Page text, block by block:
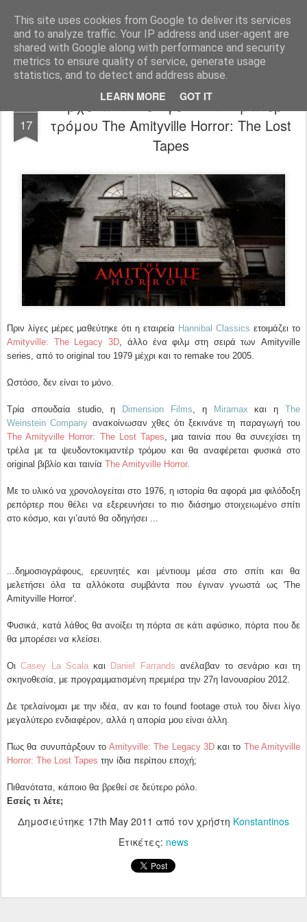
This site uses cookies from Google to deliver its services
and to analyze traffic. Your IP address and user-agent are
shared with Google along with performance and security
metrics to ensure quality of service, generate usage
statistics, and to detect and address abuse.
LEARN MORE GOT IT
FilmBoy
17
Έρχεται το νέο ψευδοντοκιματέρ
τρόμου The Amityville Horror: The Lost
Tapes
Πριν λίγες μέρες μαθεύτηκε ότι η εταιρεία Hannibal Classics ετοιμάζει το
Amityville: The Legacy 3D, άλλο ένα φιλμ στη σειρά των Amityville
series, από το original του 1979 μέχρι και το remake του 2005.
Ωστόσο, δεν είναι το μόνο.
Τρία σπουδαία studio, η Dimension Films, η Miramax και ηThe
Weinstein Company ανακοίνωσαν χθες ότι ξεκινάνε τη παραγωγή του
The Amityville Horror: The Lost Tapes, μια ταινία που θα συνεχίσει τη
τρέλα με τα ψευδοντοκιμαντέρ τρόμου και θα αναφέρεται φυσικά στο
original βιβλίο και ταινία The Amityville Horror.
Με το υλικό να χρονολογείται στο 1976, η ιστορία θα αφορά μια φιλόδοξη
ρεπόρτερ που θέλει να εξερευνήσει το πιο διάσημο στοιχειωμένο σπίτι
στο κόσμο, και γι’αυτό θα οδηγήσει ...
...δημοσιογράφους, ερευνητές και μέντιουμ μέσα στο σπίτι και θα
μελετήσει όλα τα αλλόκοτα συμβάντα που έγιναν γνωστά ως 'The
Amityville Horror'.
Φυσικά, κατά λάθος θα ανοίξει τη πόρτα σε κάτι αφύσικο, πόρτα που δε
θα μπορέσει να κλείσει.
ΟιCasey La Scalaκαι Daniel Farrands ανέλαβαν το σενάριο και τη
σκηνοθεσία, με προγραμματισμένη πρεμιέρα την 27η Ιανουαρίου 2012.
Δε τρελαίνομαι με την ιδέα, αν και το found footage στυλ του δίνει λίγο
μεγαλύτερο ενδιαφέρον, αλλά η απορία μου είναι άλλη.
Πως θα συνυπάρξουν τοAmityville: The Legacy 3Dκαι το The Amityville
Horror: The Lost Tapes την ίδια περίπου εποχή;
Πιθανότατα, κάποιο θα βρεθεί σε δεύτερο ρόλο.
Εσείς τι λέτε;
Δημοσιεύτηκε 17th May 2011 από τον χρήστη Konstantinos
Ετικέτες: news